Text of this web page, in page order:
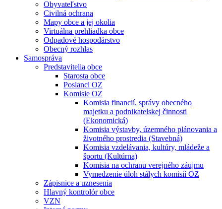
Obyvateľstvo
Civilná ochrana
Mapy obce a jej okolia
Virtuálna prehliadka obce
Odpadové hospodárstvo
Obecný rozhlas
Samospráva
Predstavitelia obce
Starosta obce
Poslanci OZ
Komisie OZ
Komisia financií, správy obecného
majetku a podnikatelskej činnosti
(Ekonomická)
Komisia výstavby, územného plánovania a
životného prostredia (Stavebná)
Komisia vzdelávania, kultúry, mládeže a
športu (Kultúrna)
Komisia na ochranu verejného záujmu
Vymedzenie úloh stálych komisií OZ
Zápisnice a uznesenia
Hlavný kontrolór obce
VZN